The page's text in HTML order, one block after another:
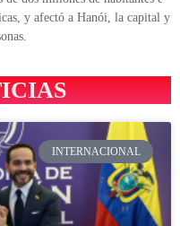
y afectó a Hanói, la capital y
INTERNACIONAL